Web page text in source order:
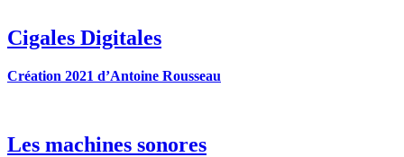
Cigales Digitales
Création 2021 d’Antoine Rousseau
Les machines sonores